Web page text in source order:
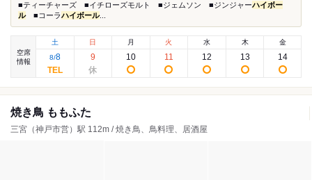
■ティーチャーズ ■イチローズモルト ■ジェムソン ■ジンジャーハイボー
ル■コーラハイボール...
空席
情報
土
8/8
日
9
月
10
火
11
水
12
木
13
金
14
焼き鳥 ももふた
三宮（神戸市営）駅 112m / 焼き鳥、鳥料理、居酒屋